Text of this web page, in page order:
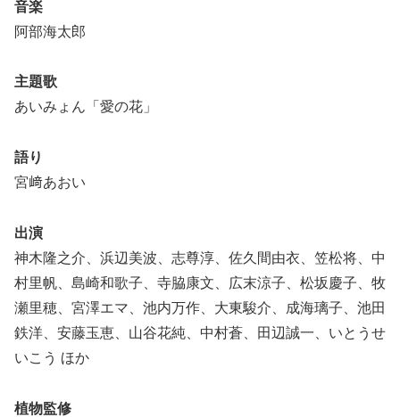
音楽
阿部海太郎
主題歌
あいみょん「愛の花」
語り
宮﨑あおい
出演
神木隆之介、浜辺美波、志尊淳、佐久間由衣、笠松将、中
村里帆、島崎和歌子、寺脇康文、広末涼子、松坂慶子、牧
瀬里穂、宮澤エマ、池内万作、大東駿介、成海璃子、池田
鉄洋、安藤玉恵、山谷花純、中村蒼、田辺誠一、いとうせ
いこう ほか
植物監修